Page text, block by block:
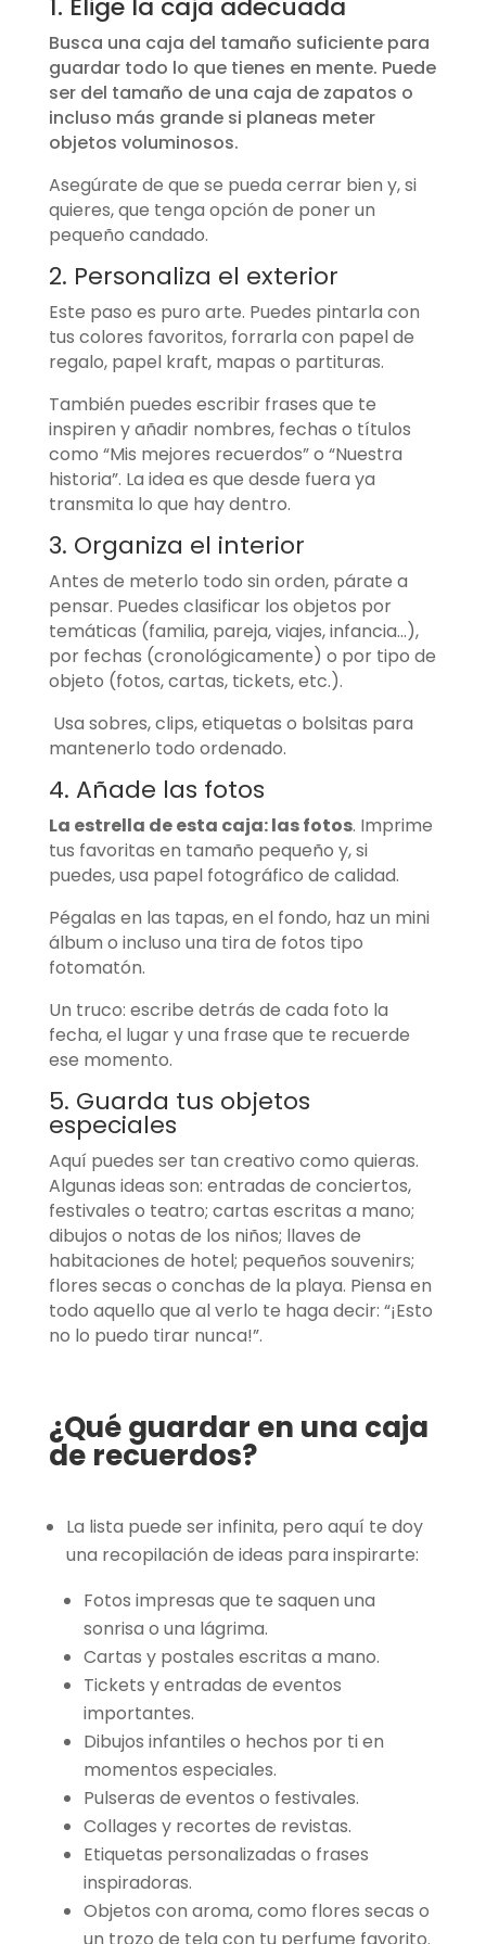
1. Elige la caja adecuada
Busca una caja del tamaño suficiente para
guardar todo lo que tienes en mente. Puede
ser del tamaño de una caja de zapatos o
incluso más grande si planeas meter
objetos voluminosos.
Asegúrate de que se pueda cerrar bien y, si
quieres, que tenga opción de poner un
pequeño candado.
2. Personaliza el exterior
Este paso es puro arte. Puedes pintarla con
tus colores favoritos, forrarla con papel de
regalo, papel kraft, mapas o partituras.
También puedes escribir frases que te
inspiren y añadir nombres, fechas o títulos
como “Mis mejores recuerdos” o “Nuestra
historia”. La idea es que desde fuera ya
transmita lo que hay dentro.
3. Organiza el interior
Antes de meterlo todo sin orden, párate a
pensar. Puedes clasificar los objetos por
temáticas (familia, pareja, viajes, infancia…),
por fechas (cronológicamente) o por tipo de
objeto (fotos, cartas, tickets, etc.).
Usa sobres, clips, etiquetas o bolsitas para
mantenerlo todo ordenado.
4. Añade las fotos
La estrella de esta caja: las fotos. Imprime
tus favoritas en tamaño pequeño y, si
puedes, usa papel fotográfico de calidad.
Pégalas en las tapas, en el fondo, haz un mini
álbum o incluso una tira de fotos tipo
fotomatón.
Un truco: escribe detrás de cada foto la
fecha, el lugar y una frase que te recuerde
ese momento.
5. Guarda tus objetos
especiales
Aquí puedes ser tan creativo como quieras.
Algunas ideas son: entradas de conciertos,
festivales o teatro; cartas escritas a mano;
dibujos o notas de los niños; llaves de
habitaciones de hotel; pequeños souvenirs;
flores secas o conchas de la playa. Piensa en
todo aquello que al verlo te haga decir: “¡Esto
no lo puedo tirar nunca!”.
¿Qué guardar en una caja
de recuerdos?
La lista puede ser infinita, pero aquí te doy
una recopilación de ideas para inspirarte:
Fotos impresas que te saquen una
sonrisa o una lágrima.
Cartas y postales escritas a mano.
Tickets y entradas de eventos
importantes.
Dibujos infantiles o hechos por ti en
momentos especiales.
Pulseras de eventos o festivales.
Collages y recortes de revistas.
Etiquetas personalizadas o frases
inspiradoras.
Objetos con aroma, como flores secas o